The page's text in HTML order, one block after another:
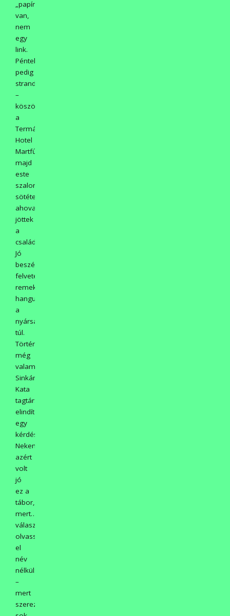
„papíralapon”
van,
nem
egy
link.
Pénteken
pedig
strand
–
köszönet
a
Termál
Hotel
Martfűnek,
majd
este
szalonnasütés
sötétedésig,
ahova
jöttek
a
családdal.
Jó
beszélgetések,
felvetések,
remek
hangulat
a
nyársaláson
túl.
Történt
még
valami.
Sinkáné
Kata
tagtársunk
elindított
egy
kérdést:
Nekem
azért
volt
jó
ez a
tábor,
mert…….Néhány
választ
olvassanak
el
név
nélkül:
–
mert
szereztem